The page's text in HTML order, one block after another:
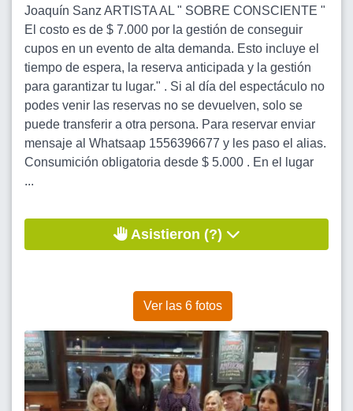
Joaquín Sanz ARTISTA AL " SOBRE CONSCIENTE "
El costo es de $ 7.000 por la gestión de conseguir
cupos en un evento de alta demanda. Esto incluye el
tiempo de espera, la reserva anticipada y la gestión
para garantizar tu lugar." . Si al día del espectáculo no
podes venir las reservas no se devuelven, solo se
puede transferir a otra persona. Para reservar enviar
mensaje al Whatsaap 1556396677 y les paso el alias.
Consumición obligatoria desde $ 5.000 . En el lugar
...
Asistieron (?)
Ver las 6 fotos